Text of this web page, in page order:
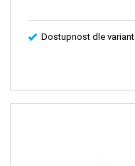
Dostupnost dle variant